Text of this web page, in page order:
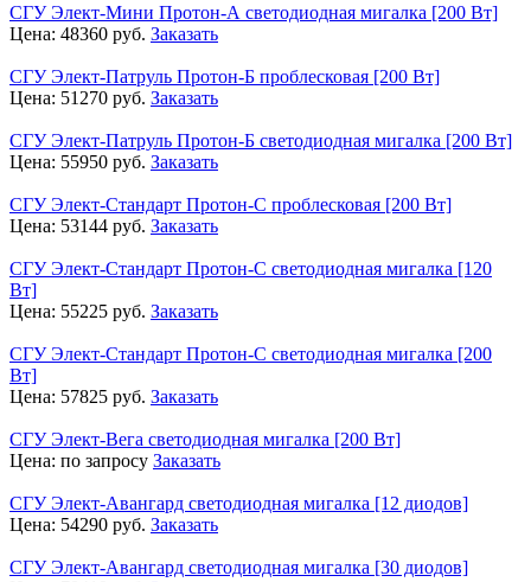
СГУ Элект-Мини Протон-А светодиодная мигалка [200 Вт]
Цена: 48360 руб. Заказать
СГУ Элект-Патруль Протон-Б проблесковая [200 Вт]
Цена: 51270 руб. Заказать
СГУ Элект-Патруль Протон-Б светодиодная мигалка [200 Вт]
Цена: 55950 руб. Заказать
СГУ Элект-Стандарт Протон-С проблесковая [200 Вт]
Цена: 53144 руб. Заказать
СГУ Элект-Стандарт Протон-С светодиодная мигалка [120
Вт]
Цена: 55225 руб. Заказать
СГУ Элект-Стандарт Протон-С светодиодная мигалка [200
Вт]
Цена: 57825 руб. Заказать
СГУ Элект-Вега светодиодная мигалка [200 Вт]
Цена: по запросу Заказать
СГУ Элект-Авангард светодиодная мигалка [12 диодов]
Цена: 54290 руб. Заказать
СГУ Элект-Авангард светодиодная мигалка [30 диодов]